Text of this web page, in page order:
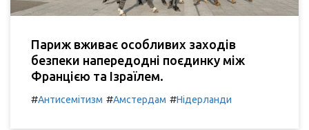
Париж вживає особливих заходів
безпеки напередодні поєдинку між
Францією та Ізраїлем.
#Антисемітизм #Амстердам #Нідерланди